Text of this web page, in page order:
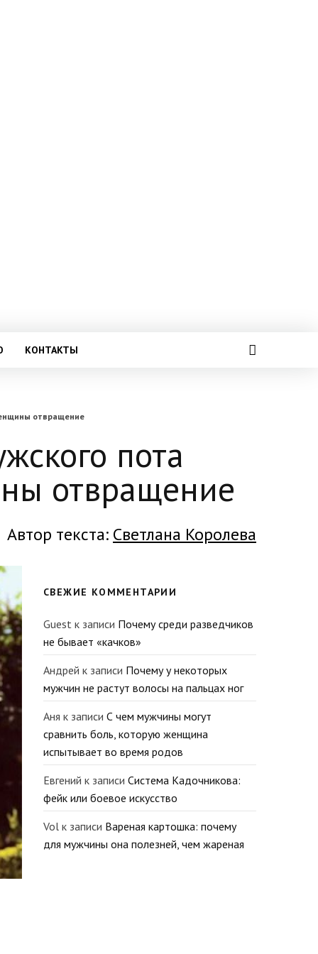
КОНТАКТЫ
отвращение
пота
отвращение
Автор текста: Светлана Королева
СВЕЖИЕ КОММЕНТАРИИ
Guest к записи Почему среди разведчиков
не бывает «качков»
Андрей к записи Почему у некоторых
мужчин не растут волосы на пальцах ног
Аня к записи С чем мужчины могут
сравнить боль, которую женщина
испытывает во время родов
Евгений к записи Система Кадочникова:
фейк или боевое искусство
Vol к записи Вареная картошка: почему
для мужчины она полезней, чем жареная